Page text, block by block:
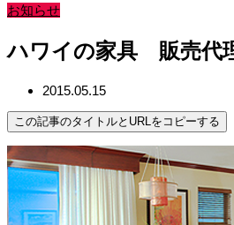
お知らせ
ハワイの家具 販売代
2015.05.15
この記事のタイトルとURLをコピーする